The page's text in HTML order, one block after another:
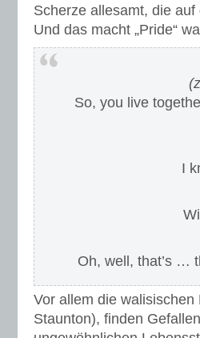
Scherze allesamt, die
Und das macht „Pride“
So, you live
I
Oh, well, that’s …
Vor allem die
Staunton), finden